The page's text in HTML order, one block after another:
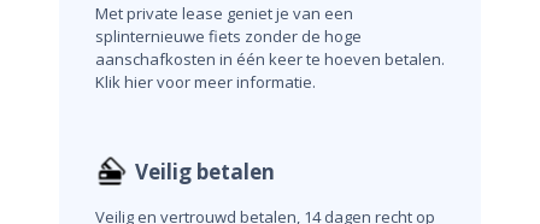
Met private lease geniet je van een
splinternieuwe fiets zonder de hoge
aanschafkosten in één keer te hoeven betalen.
Klik hier voor meer informatie.
Veilig betalen
Veilig en vertrouwd betalen, 14 dagen recht op